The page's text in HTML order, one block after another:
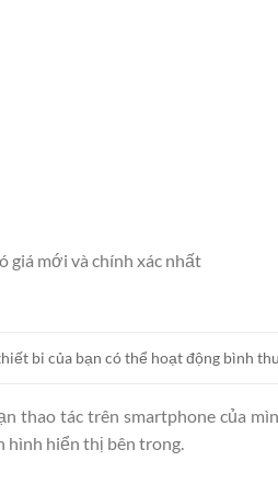
giá mới và chính xác nhất
bi của bạn có thể hoạt động bình
thao tác trên smartphone của
hình hiển thị bên trong.